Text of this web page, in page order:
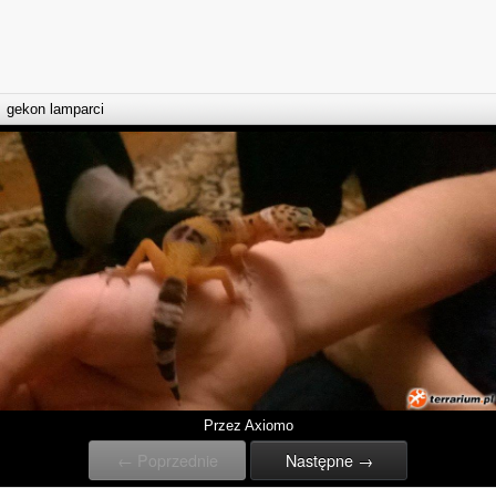
gekon lamparci
Przez Axiomo
← Poprzednie Następne →